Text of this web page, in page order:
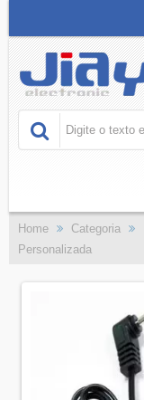
Home Categoria
Personalizada